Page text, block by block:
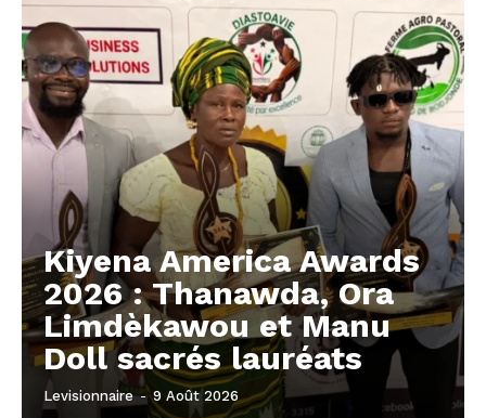
Kiyena America Awards
2026 : Thanawda, Ora
Limdèkawou et Manu
Doll sacrés lauréats
Levisionnaire - 9 Août 2026